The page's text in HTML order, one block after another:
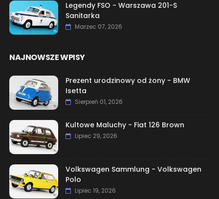
Legendy FSO - Warszawa 201-S
Sanitarka
Marzec 07, 2026
NAJNOWSZE WPISY
Prezent urodzinowy od żony - BMW
Isetta
Sierpień 01, 2026
Kultowe Maluchy - Fiat 126 Brown
Lipiec 29, 2026
Volkswagen Sammlung - Volkswagen
Polo
Lipiec 19, 2026